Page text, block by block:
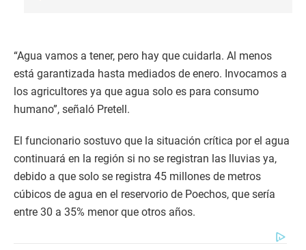
“Agua vamos a tener, pero hay que cuidarla. Al menos
está garantizada hasta mediados de enero. Invocamos a
los agricultores ya que agua solo es para consumo
humano”, señaló Pretell.
El funcionario sostuvo que la situación crítica por el agua
continuará en la región si no se registran las lluvias ya,
debido a que solo se registra 45 millones de metros
cúbicos de agua en el reservorio de Poechos, que sería
entre 30 a 35% menor que otros años.